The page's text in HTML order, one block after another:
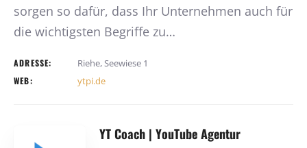
sorgen so dafür, dass Ihr Unternehmen auch für
die wichtigsten Begriffe zu…
ADRESSE: Riehe, Seewiese 1
WEB: ytpi.de
YT Coach | YouTube Agentur